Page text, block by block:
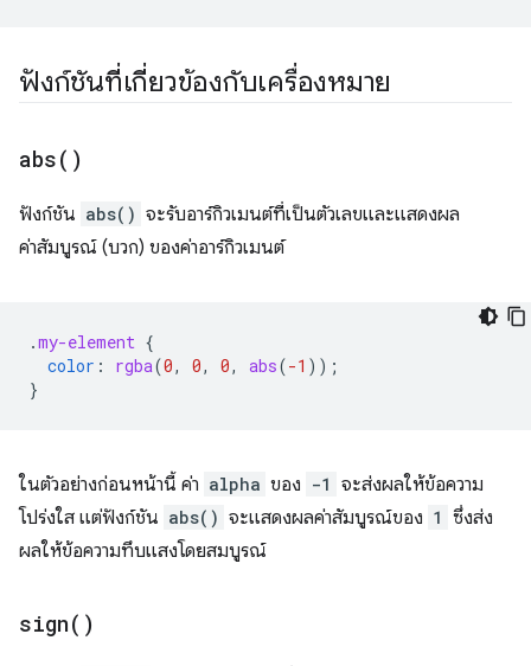
ฟังก์ชันที่เกี่ยวข้องกับเครื่องหมาย
abs( )
ฟังก์ชัน abs() จะรับอาร์กิวเมนต์ที่เป็นตัวเลขและแสดงผล
ค่าสัมบูรณ์ (บวก) ของค่าอาร์กิวเมนต์
.my-element {
color : rgba(0, 0, 0, abs(-1 ));
}
ในตัวอย่างก่อนหน้านี้ ค่า alpha ของ -1 จะส่งผลให้ข้อความ
โปร่งใส แต่ฟังก์ชัน abs() จะแสดงผลค่าสัมบูรณ์ของ 1 ซึ่งส่ง
ผลให้ข้อความทึบแสงโดยสมบูรณ์
sign( )